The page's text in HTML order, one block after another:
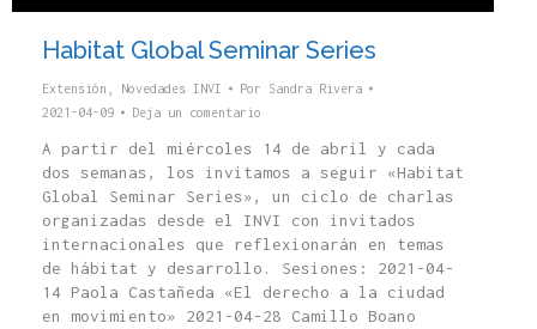
Habitat Global Seminar Series
Extensión Novedades INVI Por Sandra Rivera
2021-04-09
Deja un comentario
A partir del miércoles 14 de abril y cada
dos semanas, los invitamos a seguir «Habitat
Global Seminar Series», un ciclo de charlas
organizadas desde el INVI con invitados
internacionales que reflexionarán en temas
de hábitat y desarrollo. Sesiones: 2021-04-
14 Paola Castañeda «El derecho a la ciudad
en movimiento» 2021-04-28 Camillo Boano